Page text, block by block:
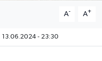
A- A+
13.06.2024 - 23:30